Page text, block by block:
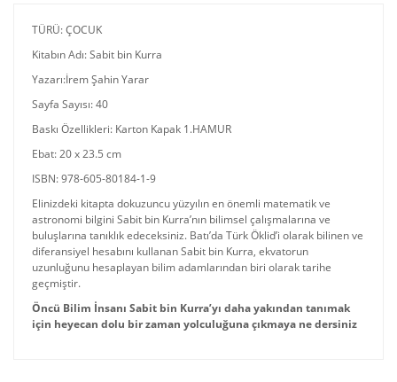
TÜRÜ: ÇOCUK
Kitabın Adı:Sabit bin Kurra
Yazarı:İrem Şahin Yarar
Sayfa Sayısı: 40
Baskı Özellikleri: Karton Kapak 1.HAMUR
Ebat: 20 x 23.5 cm
ISBN: 978-605-80184-1-9
Elinizdeki kitapta dokuzuncu yüzyılın en önemli matematik ve
astronomi bilgini Sabit bin Kurra’nın bilimsel çalışmalarına ve
buluşlarına tanıklık edeceksiniz. Batı’da Türk Öklid’i olarak bilinen ve
diferansiyel hesabını kullanan Sabit bin Kurra, ekvatorun
uzunluğunu hesaplayan bilim adamlarından biri olarak tarihe
geçmiştir.
Öncü Bilim İnsanı Sabit bin Kurra’yı daha yakından tanımak
için heyecan dolu bir zaman yolculuğuna çıkmaya ne dersiniz